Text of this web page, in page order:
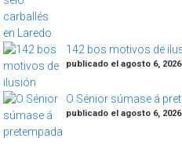
142 bos motivos de
publicado el agosto 6, 2026
O Sénior súmase á
publicado el agosto 6, 2026